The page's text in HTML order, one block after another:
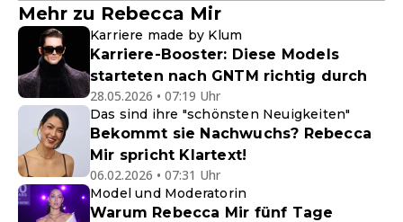
Mehr zu Rebecca Mir
Karriere made by Klum
Karriere-Booster: Diese Models
starteten nach GNTM richtig durch
28.05.2026 • 07:19 Uhr
Das sind ihre "schönsten Neuigkeiten"
Bekommt sie Nachwuchs? Rebecca
Mir spricht Klartext!
06.02.2026 • 07:31 Uhr
Model und Moderatorin
Warum Rebecca Mir fünf Tage